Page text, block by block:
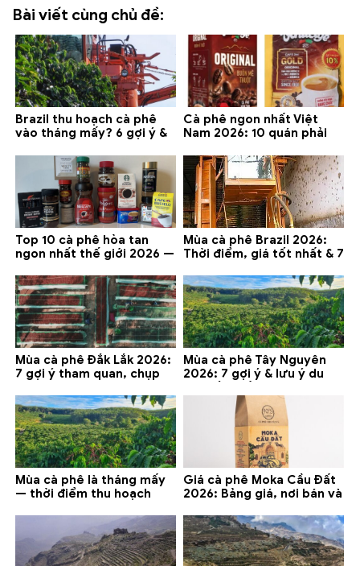
Bài viết cùng chủ đề:
Brazil thu hoạch cà phê
vào tháng mấy? 6 gợi ý &
Cà phê ngon nhất Việt
Nam 2026: 10 quán phải
Lạt
Top 10 cà phê hòa tan
ngon nhất thế giới 2026 —
Mùa cà phê Brazil 2026:
Thời điểm, giá tốt nhất & 7
Mùa cà phê Đắk Lắk 2026:
7 gợi ý tham quan, chụp
Mùa cà phê Tây Nguyên
2026: 7 gợi ý & lưu ý du
Mùa cà phê là tháng mấy
— thời điểm thu hoạch
Giá cà phê Moka Cầu Đất
2026: Bảng giá, nơi bán và